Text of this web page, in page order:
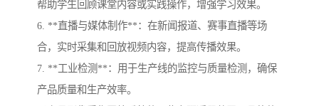
帮助学生回顾课堂内容或实践操作，增强学习效果。
6. **直播与媒体制作**：在新闻报道、赛事直播等场
合，实时采集和回放视频内容，提高传播效果。
7. **工业检测**：用于生产线的监控与质量检测，确保
产品质量和生产效率。